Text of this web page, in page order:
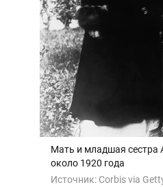
Мать и младшая сестра
около 1920 года
Источник: Corbis via